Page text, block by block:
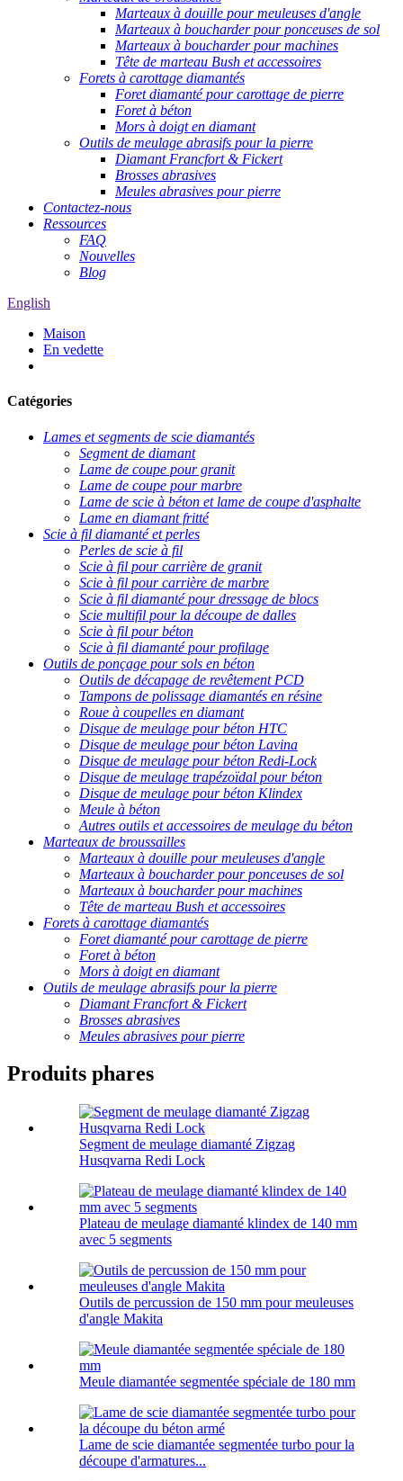
Marteaux à douille pour meuleuses d'angle
Marteaux à boucharder pour ponceuses de sol
Marteaux à boucharder pour machines
Tête de marteau Bush et accessoires
Forets à carottage diamantés
Foret diamanté pour carottage de pierre
Foret à béton
Mors à doigt en diamant
Outils de meulage abrasifs pour la pierre
Diamant Francfort & Fickert
Brosses abrasives
Meules abrasives pour pierre
Contactez-nous
Ressources
FAQ
Nouvelles
Blog
English
Maison
En vedette
Catégories
Lames et segments de scie diamantés
Segment de diamant
Lame de coupe pour granit
Lame de coupe pour marbre
Lame de scie à béton et lame de coupe d'asphalte
Lame en diamant fritté
Scie à fil diamanté et perles
Perles de scie à fil
Scie à fil pour carrière de granit
Scie à fil pour carrière de marbre
Scie à fil diamanté pour dressage de blocs
Scie multifil pour la découpe de dalles
Scie à fil pour béton
Scie à fil diamanté pour profilage
Outils de ponçage pour sols en béton
Outils de décapage de revêtement PCD
Tampons de polissage diamantés en résine
Roue à coupelles en diamant
Disque de meulage pour béton HTC
Disque de meulage pour béton Lavina
Disque de meulage pour béton Redi-Lock
Disque de meulage trapézoïdal pour béton
Disque de meulage pour béton Klindex
Meule à béton
Autres outils et accessoires de meulage du béton
Marteaux de broussailles
Marteaux à douille pour meuleuses d'angle
Marteaux à boucharder pour ponceuses de sol
Marteaux à boucharder pour machines
Tête de marteau Bush et accessoires
Forets à carottage diamantés
Foret diamanté pour carottage de pierre
Foret à béton
Mors à doigt en diamant
Outils de meulage abrasifs pour la pierre
Diamant Francfort & Fickert
Brosses abrasives
Meules abrasives pour pierre
Produits phares
Segment de meulage diamanté Zigzag
Husqvarna Redi Lock
Plateau de meulage diamanté klindex de 140 mm
avec 5 segments
Outils de percussion de 150 mm pour meuleuses
d'angle Makita
Meule diamantée segmentée spéciale de 180 mm
Lame de scie diamantée segmentée turbo pour la
découpe d'armatures...